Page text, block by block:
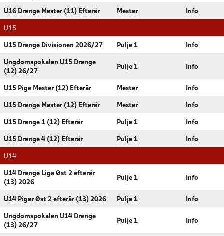
U16 Drenge Mester (11) Efterår Mester Info
U15
U15 Drenge Divisionen 2026/27 Pulje 1 Info
Ungdomspokalen U15 Drenge
(12) 26/27
Pulje 1 Info
U15 Pige Mester (12) Efterår Mester Info
U15 Drenge Mester (12) Efterår Mester Info
U15 Drenge 1 (12) Efterår Pulje 1 Info
U15 Drenge 4 (12) Efterår Pulje 1 Info
U14
U14 Drenge Liga Øst 2 efterår
(13) 2026
Pulje 1 Info
U14 Piger Øst 2 efterår (13) 2026 Pulje 1 Info
Ungdomspokalen U14 Drenge
(13) 26/27
Pulje 1 Info